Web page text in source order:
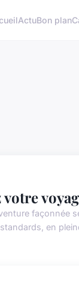
ActuBon plan
façonnée
en